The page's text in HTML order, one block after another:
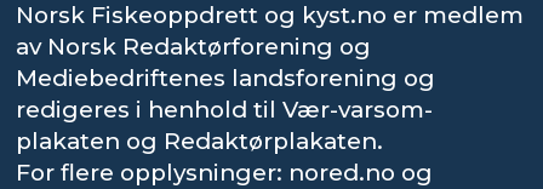
Norsk Fiskeoppdrett og kyst.no er medlem
av Norsk Redaktørforening og
Mediebedriftenes landsforening og
redigeres i henhold til Vær-varsom-
plakaten og Redaktørplakaten.
For flere opplysninger: nored.no og